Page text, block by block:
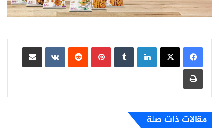
لينكدإن بينتيريست
مشاركة عبر البريد
طباعة
مقالات ذات صلة